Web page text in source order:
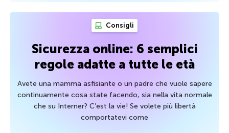
Consigli
Sicurezza online: 6 semplici
regole adatte a tutte le età
Avete una mamma asfisiante o un padre che vuole sapere
continuamente cosa state facendo, sia nella vita normale
che su Interner? C’est la vie! Se volete più libertà
comportatevi come